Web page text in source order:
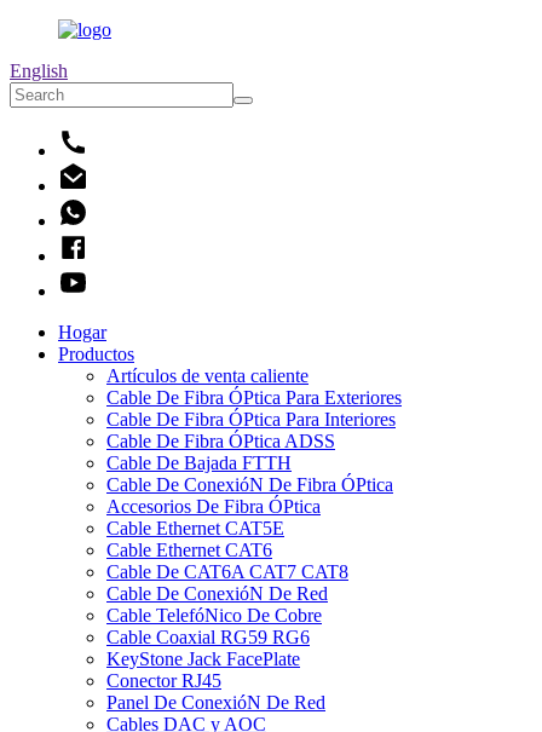
English
Hogar
Productos
Artículos de venta caliente
Cable De Fibra ÓPtica Para Exteriores
Cable De Fibra ÓPtica Para Interiores
Cable De Fibra ÓPtica ADSS
Cable De Bajada FTTH
Cable De ConexióN De Fibra ÓPtica
Accesorios De Fibra ÓPtica
Cable Ethernet CAT5E
Cable Ethernet CAT6
Cable De CAT6A CAT7 CAT8
Cable De ConexióN De Red
Cable TelefóNico De Cobre
Cable Coaxial RG59 RG6
KeyStone Jack FacePlate
Conector RJ45
Panel De ConexióN De Red
Cables DAC y AOC